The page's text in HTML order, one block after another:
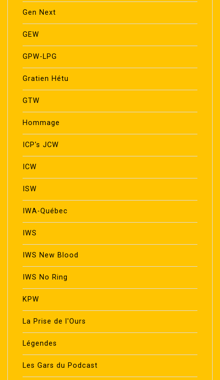
Gen Next
GEW
GPW-LPG
Gratien Hétu
GTW
Hommage
ICP's JCW
ICW
ISW
IWA-Québec
IWS
IWS New Blood
IWS No Ring
KPW
La Prise de l'Ours
Légendes
Les Gars du Podcast